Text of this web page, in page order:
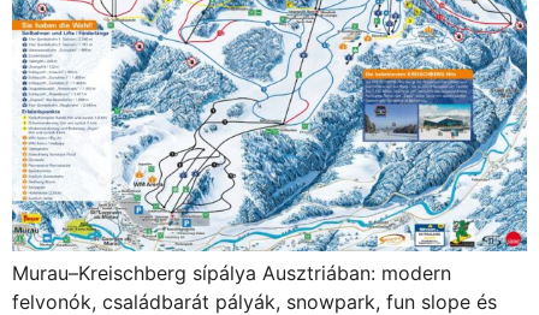
Murau–Kreischberg sípálya Ausztriában: modern
felvonók, családbarát pályák, snowpark, fun slope és